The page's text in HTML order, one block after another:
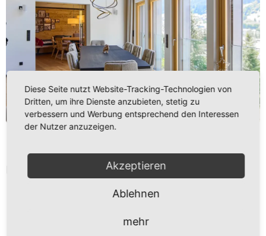
Diese Seite nutzt Website-Tracking-Technologien von
Dritten, um ihre Dienste anzubieten, stetig zu
verbessern und Werbung entsprechend den Interessen
der Nutzer anzuzeigen.
Akzeptieren
Ablehnen
mehr